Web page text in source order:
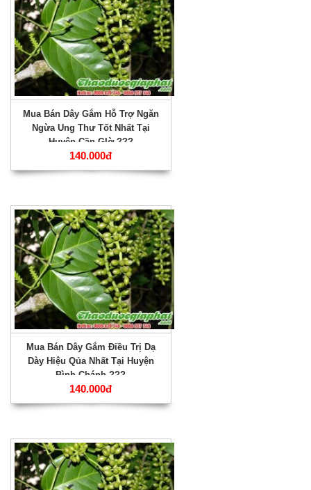
Mua Bán Dây Gắm Hỗ Trợ Ngăn
Ngừa Ung Thư Tốt Nhất Tại
Huyện Cần GIờ ???
140.000đ
Mua Bán Dây Gắm Điều Trị Dạ
Dày Hiệu Qủa Nhất Tại Huyện
Bình Chánh ???
140.000đ